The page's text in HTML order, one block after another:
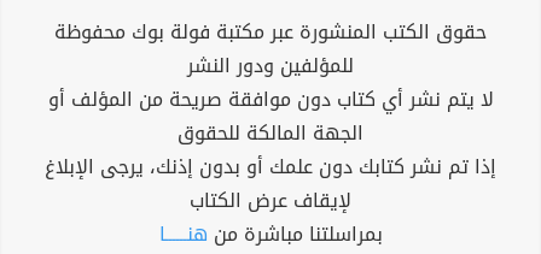
حقوق الكتب المنشورة عبر مكتبة فولة بوك محفوظة
للمؤلفين ودور النشر
لا يتم نشر أي كتاب دون موافقة صريحة من المؤلف أو
الجهة المالكة للحقوق
إذا تم نشر كتابك دون علمك أو بدون إذنك، يرجى الإبلاغ
لإيقاف عرض الكتاب
بمراسلتنا مباشرة من هنــــــا